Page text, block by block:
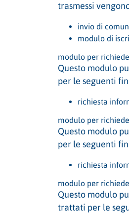
trasmessi
invio di
modulo di
modulo per
Questo modulo
per le seguenti
richiesta
modulo per
Questo modulo
per le seguenti
richiesta
modulo per
Questo modulo
trattati per le